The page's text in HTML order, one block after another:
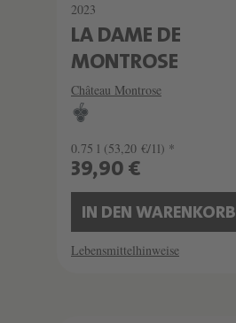
2023
LA DAME DE
MONTROSE
Château Montrose
0.75 l (53,20 €/1l) *
39,90 €
IN DEN WARENKORB
Lebensmittelhinweise